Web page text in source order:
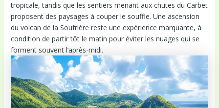
tropicale, tandis que les sentiers menant aux chutes du Carbet
proposent des paysages à couper le souffle. Une ascension
du volcan de la Soufrière reste une expérience marquante, à
condition de partir tôt le matin pour éviter les nuages qui se
forment souvent l’après-midi.